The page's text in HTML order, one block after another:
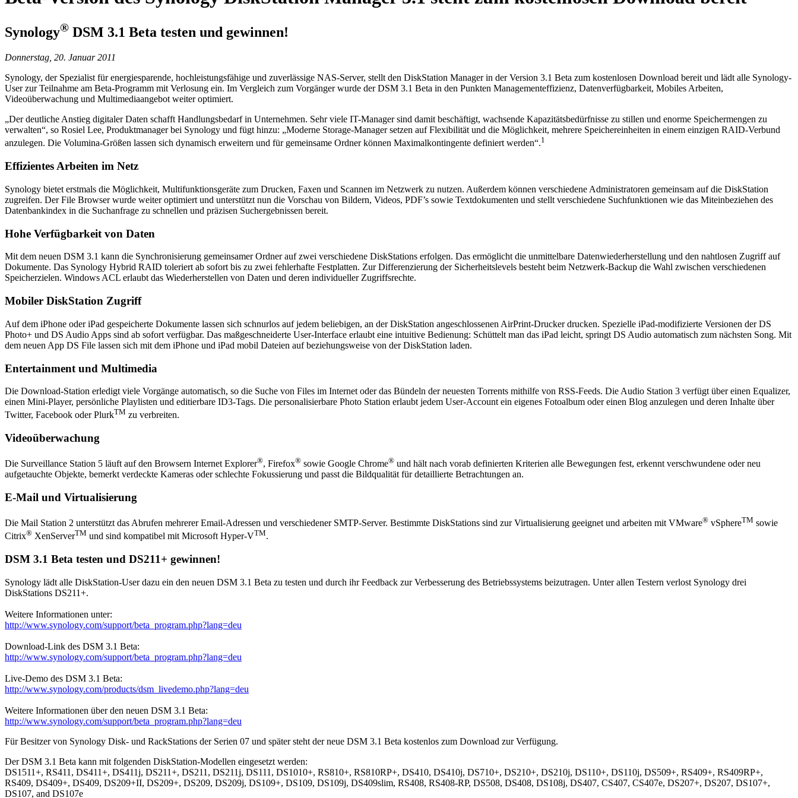
Synology® DSM 3.1 Beta testen und gewinnen!
Donnerstag, 20. Januar 2011
Synology, der Spezialist für energiesparende, hochleistungsfähige und zuverlässige NAS-Server, stellt den DiskStation Manager in der Version 3.1 Beta zum kostenlosen Download bereit und lädt alle Synology-
User zur Teilnahme am Beta-Programm mit Verlosung ein. Im Vergleich zum Vorgänger wurde der DSM 3.1 Beta in den Punkten Managementeffizienz, Datenverfügbarkeit, Mobiles Arbeiten,
Videoüberwachung und Multimediaangebot weiter optimiert.
„Der deutliche Anstieg digitaler Daten schafft Handlungsbedarf in Unternehmen. Sehr viele IT-Manager sind damit beschäftigt, wachsende Kapazitätsbedürfnisse zu stillen und enorme Speichermengen zu
verwalten“, so Rosiel Lee, Produktmanager bei Synology und fügt hinzu: „Moderne Storage-Manager setzen auf Flexibilität und die Möglichkeit, mehrere Speichereinheiten in einem einzigen RAID-Verbund
anzulegen. Die Volumina-Größen lassen sich dynamisch erweitern und für gemeinsame Ordner können Maximalkontingente definiert werden“.1
Effizientes Arbeiten im Netz
Synology bietet erstmals die Möglichkeit, Multifunktionsgeräte zum Drucken, Faxen und Scannen im Netzwerk zu nutzen. Außerdem können verschiedene Administratoren gemeinsam auf die DiskStation
zugreifen. Der File Browser wurde weiter optimiert und unterstützt nun die Vorschau von Bildern, Videos, PDF’s sowie Textdokumenten und stellt verschiedene Suchfunktionen wie das Miteinbeziehen des
Datenbankindex in die Suchanfrage zu schnellen und präzisen Suchergebnissen bereit.
Hohe Verfügbarkeit von Daten
Mit dem neuen DSM 3.1 kann die Synchronisierung gemeinsamer Ordner auf zwei verschiedene DiskStations erfolgen. Das ermöglicht die unmittelbare Datenwiederherstellung und den nahtlosen Zugriff auf
Dokumente. Das Synology Hybrid RAID toleriert ab sofort bis zu zwei fehlerhafte Festplatten. Zur Differenzierung der Sicherheitslevels besteht beim Netzwerk-Backup die Wahl zwischen verschiedenen
Speicherzielen. Windows ACL erlaubt das Wiederherstellen von Daten und deren individueller Zugriffsrechte.
Mobiler DiskStation Zugriff
Auf dem iPhone oder iPad gespeicherte Dokumente lassen sich schnurlos auf jedem beliebigen, an der DiskStation angeschlossenen AirPrint-Drucker drucken. Spezielle iPad-modifizierte Versionen der DS
Photo+ und DS Audio Apps sind ab sofort verfügbar. Das maßgeschneiderte User-Interface erlaubt eine intuitive Bedienung: Schüttelt man das iPad leicht, springt DS Audio automatisch zum nächsten Song. Mit
dem neuen App DS File lassen sich mit dem iPhone und iPad mobil Dateien auf beziehungsweise von der DiskStation laden.
Entertainment und Multimedia
Die Download-Station erledigt viele Vorgänge automatisch, so die Suche von Files im Internet oder das Bündeln der neuesten Torrents mithilfe von RSS-Feeds. Die Audio Station 3 verfügt über einen Equalizer,
einen Mini-Player, persönliche Playlisten und editierbare ID3-Tags. Die personalisierbare Photo Station erlaubt jedem User-Account ein eigenes Fotoalbum oder einen Blog anzulegen und deren Inhalte über
Twitter, Facebook oder PlurkTM zu verbreiten.
Videoüberwachung
Die Surveillance Station 5 läuft auf den Browsern Internet Explorer®, Firefox® sowie Google Chrome® und hält nach vorab definierten Kriterien alle Bewegungen fest, erkennt verschwundene oder neu
aufgetauchte Objekte, bemerkt verdeckte Kameras oder schlechte Fokussierung und passt die Bildqualität für detaillierte Betrachtungen an.
E-Mail und Virtualisierung
Die Mail Station 2 unterstützt das Abrufen mehrerer Email-Adressen und verschiedener SMTP-Server. Bestimmte DiskStations sind zur Virtualisierung geeignet und arbeiten mit VMware® vSphereTM sowie
Citrix® XenServerTM und sind kompatibel mit Microsoft Hyper-VTM.
DSM 3.1 Beta testen und DS211+ gewinnen!
Synology lädt alle DiskStation-User dazu ein den neuen DSM 3.1 Beta zu testen und durch ihr Feedback zur Verbesserung des Betriebssystems beizutragen. Unter allen Testern verlost Synology drei
DiskStations DS211+.
Weitere Informationen unter:
http://www.synology.com/support/beta_program.php?lang=deu
Download-Link des DSM 3.1 Beta:
http://www.synology.com/support/beta_program.php?lang=deu
Live-Demo des DSM 3.1 Beta:
http://www.synology.com/products/dsm_livedemo.php?lang=deu
Weitere Informationen über den neuen DSM 3.1 Beta:
http://www.synology.com/support/beta_program.php?lang=deu
Für Besitzer von Synology Disk- und RackStations der Serien 07 und später steht der neue DSM 3.1 Beta kostenlos zum Download zur Verfügung.
Der DSM 3.1 Beta kann mit folgenden DiskStation-Modellen eingesetzt werden:
DS1511+, RS411, DS411+, DS411j, DS211+, DS211, DS211j, DS111, DS1010+, RS810+, RS810RP+, DS410, DS410j, DS710+, DS210+, DS210j, DS110+, DS110j, DS509+, RS409+, RS409RP+,
RS409, DS409+, DS409, DS209+II, DS209+, DS209, DS209j, DS109+, DS109, DS109j, DS409slim, RS408, RS408-RP, DS508, DS408, DS108j, DS407, CS407, CS407e, DS207+, DS207, DS107+,
DS107, and DS107e